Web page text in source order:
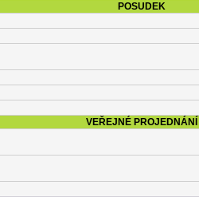
POSUDEK
VEŘEJNÉ PROJEDNÁNÍ